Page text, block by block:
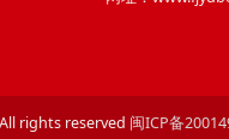
rights reserved 闽ICP备